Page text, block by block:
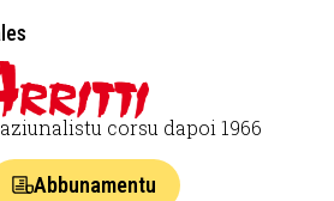
corsu dapoi 1966
Abbunamentu